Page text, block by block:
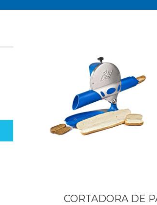
CORTADORA DE